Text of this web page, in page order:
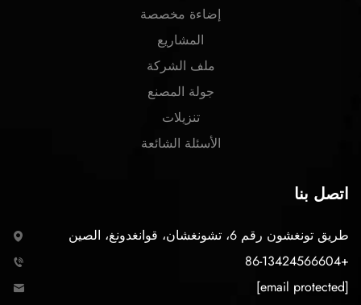
إضاءة مخصصة
المشاريع
ملف الشركة
جولة المصنع
تنزيلات
الأسئلة الشائعة
اتصل بنا
طريق تونغشون رقم 6، تشونغشان، قوانغدونغ، الصين
+86-13424566604
[email protected]